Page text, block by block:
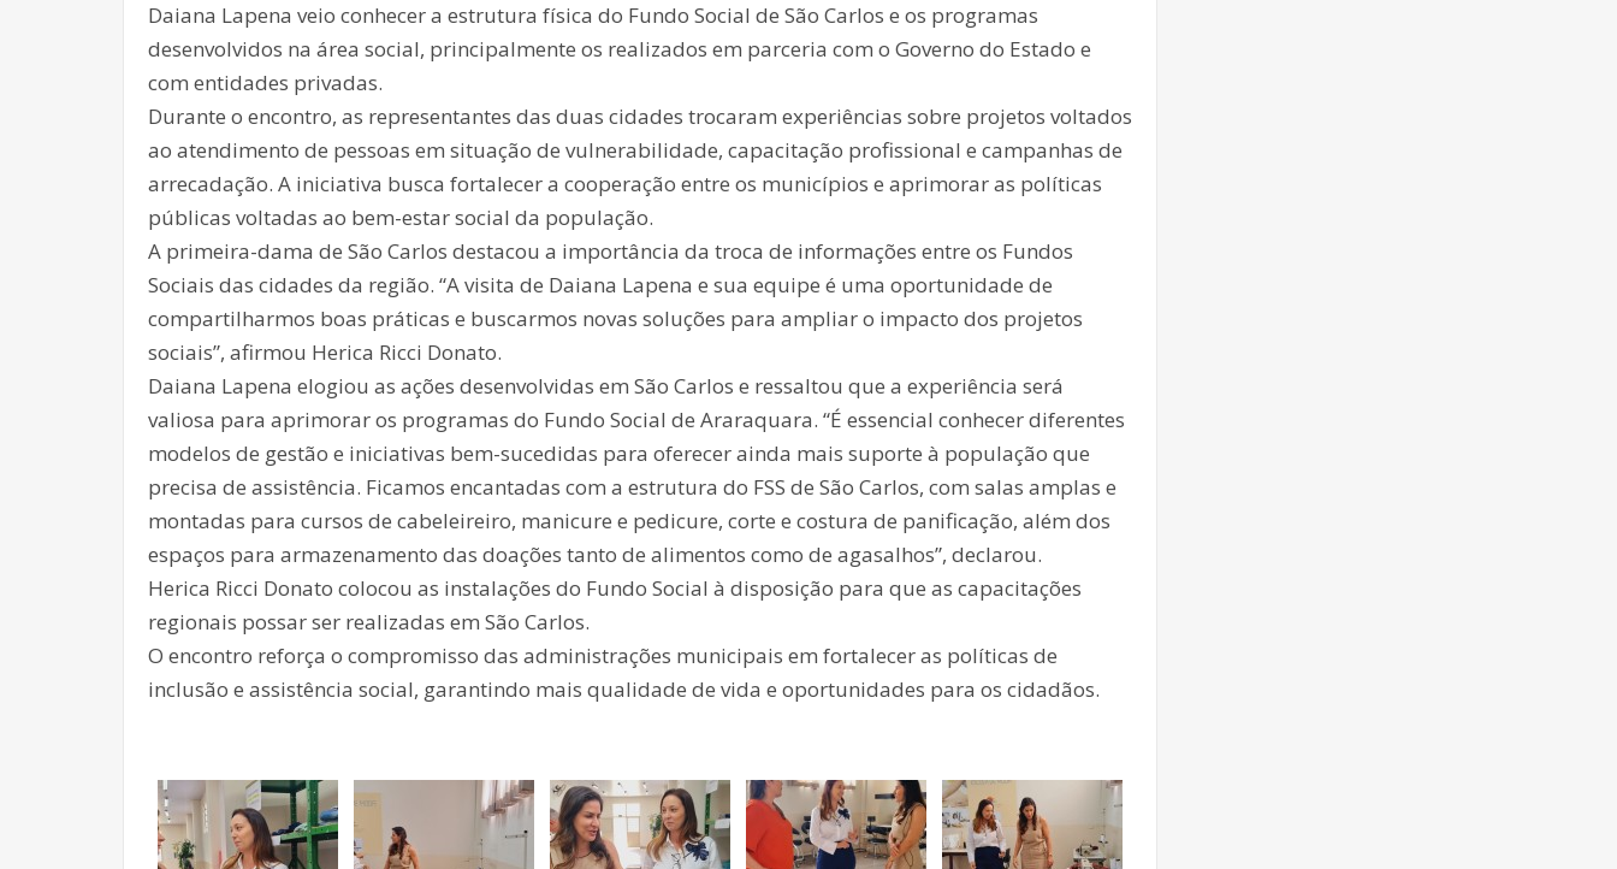
Daiana Lapena veio conhecer a estrutura física do Fundo Social de São Carlos e os programas
desenvolvidos na área social, principalmente os realizados em parceria com o Governo do Estado e
com entidades privadas.
Durante o encontro, as representantes das duas cidades trocaram experiências sobre projetos voltados
ao atendimento de pessoas em situação de vulnerabilidade, capacitação profissional e campanhas de
arrecadação. A iniciativa busca fortalecer a cooperação entre os municípios e aprimorar as políticas
públicas voltadas ao bem-estar social da população.
A primeira-dama de São Carlos destacou a importância da troca de informações entre os Fundos
Sociais das cidades da região. “A visita de Daiana Lapena e sua equipe é uma oportunidade de
compartilharmos boas práticas e buscarmos novas soluções para ampliar o impacto dos projetos
sociais”, afirmou Herica Ricci Donato.
Daiana Lapena elogiou as ações desenvolvidas em São Carlos e ressaltou que a experiência será
valiosa para aprimorar os programas do Fundo Social de Araraquara. “É essencial conhecer diferentes
modelos de gestão e iniciativas bem-sucedidas para oferecer ainda mais suporte à população que
precisa de assistência. Ficamos encantadas com a estrutura do FSS de São Carlos, com salas amplas e
montadas para cursos de cabeleireiro, manicure e pedicure, corte e costura de panificação, além dos
espaços para armazenamento das doações tanto de alimentos como de agasalhos”, declarou.
Herica Ricci Donato colocou as instalações do Fundo Social à disposição para que as capacitações
regionais possar ser realizadas em São Carlos.
O encontro reforça o compromisso das administrações municipais em fortalecer as políticas de
inclusão e assistência social, garantindo mais qualidade de vida e oportunidades para os cidadãos.